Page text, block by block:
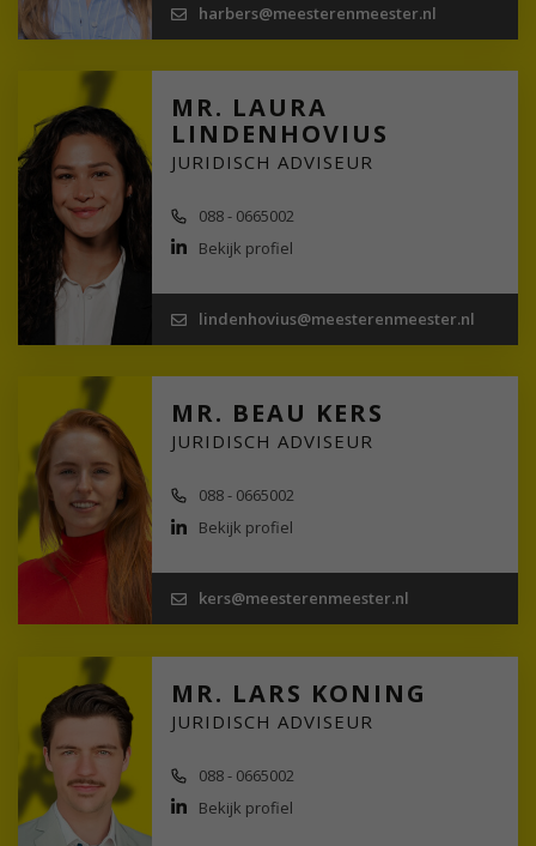
harbers@meesterenmeester.nl
MR. LAURA
LINDENHOVIUS
JURIDISCH ADVISEUR
088 - 0665002
Bekijk profiel
lindenhovius@meesterenmeester.nl
MR. BEAU KERS
JURIDISCH ADVISEUR
088 - 0665002
Bekijk profiel
kers@meesterenmeester.nl
MR. LARS KONING
JURIDISCH ADVISEUR
088 - 0665002
Bekijk profiel